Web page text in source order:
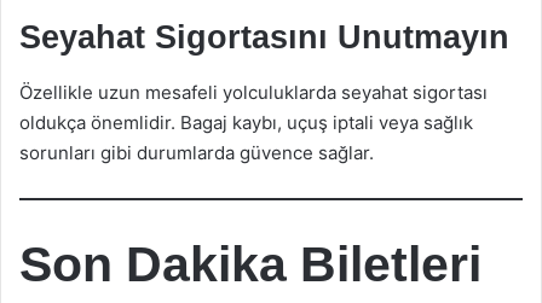
Seyahat Sigortasını Unutmayın
Özellikle uzun mesafeli yolculuklarda seyahat sigortası
oldukça önemlidir. Bagaj kaybı, uçuş iptali veya sağlık
sorunları gibi durumlarda güvence sağlar.
Son Dakika Biletleri